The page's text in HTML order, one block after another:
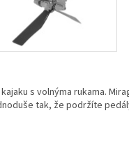
s volnýma rukama.
tak, že podržíte